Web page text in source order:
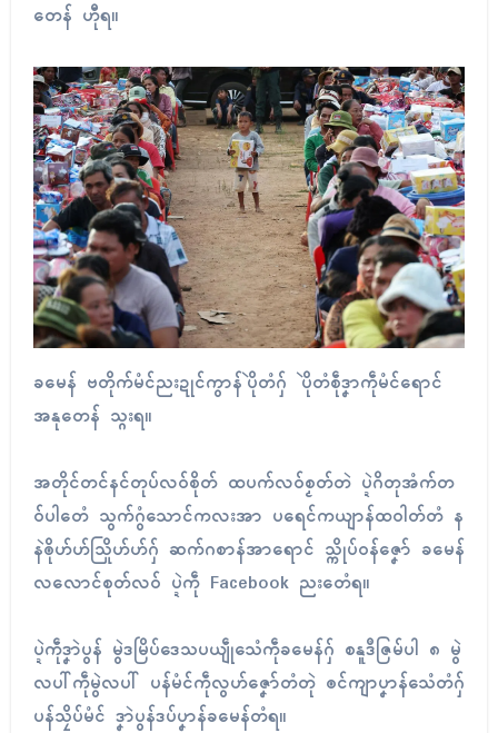
တေန် ဟီုရ။
ခမေန် ဗတိုက်မံၚ်ညးဍုၚ်ကွာန်ပိုဲတံဂှ် ပိုဲတံစဵုဒၞာကဵုမံၚ်ရောၚ်
အနုတေန် သ္ဂးရ။
အတိုၚ်တၚ်နၚ်တုပ်လဝ်စိုတ် ထပက်လဝ်စၟတ်တဲ ပ္ဍဲဂိတုအံက်တ
ဝ်ပါတေံ သွက်ဂွံသောၚ်ကလးအာ ပရေၚ်ကယျာန်ထဝါတ်တံ န
နဲၜိုဟ်ဟ်သြိုဟ်ဟ်ဂှ် ဆက်ဂစာန်အာရောၚ် သ္ကိုပ်ဝန်ဇၞော် ခမေန်
လလောၚ်စုတ်လဝ် ပ္ဍဲကဵု Facebook ညးတေံရ။
ပ္ဍဲကဵုဒၞာဲပွန် မွဲဒမြိပ်ဒေသပယျဵုသေံကဵုခမေန်ဂှ် စနူဒဳဇြမ်ပါ ၈ မွဲ
လပါ်ကဵုမွဲလပါ် ပန်မံၚ်ကဵုလွဟ်ဇၞော်တံတုဲ ၜၚ်ကျာပၞာန်သေံတံဂှ်
ပန်သၠိပ်မံၚ် ဒၞာဲပွန်ဒပ်ပၞာန်ခမေန်တံရ။